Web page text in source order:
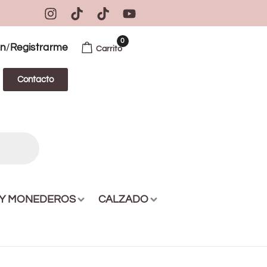
/ Registrarme
Contacto
Carrito
0
MONEDEROS CALZADO